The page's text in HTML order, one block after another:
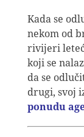
Kada se
nekom od
rivijeri
koji se
da se
drugi, svoj
ponudu